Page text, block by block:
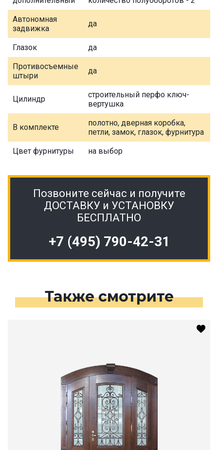
Автономная
задвижка
да
Глазок да
Противосъемные
штыри
да
Цилиндр
строительный перфо ключ-
вертушка
В комплекте
полотно, дверная коробка,
петли, замок, глазок, фурнитура
Цвет фурнитуры на выбор
Позвоните сейчас и получите
ДОСТАВКУ и УСТАНОВКУ
БЕСПЛАТНО
+7 (495) 790-42-31
Также смотрите